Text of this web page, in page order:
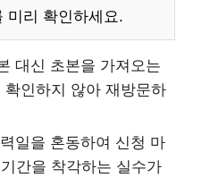
미리 확인하세요.
대신 초본을 가져오는
인하지 않아 재방문하
일을 혼동하여 신청 마
간을 착각하는 실수가